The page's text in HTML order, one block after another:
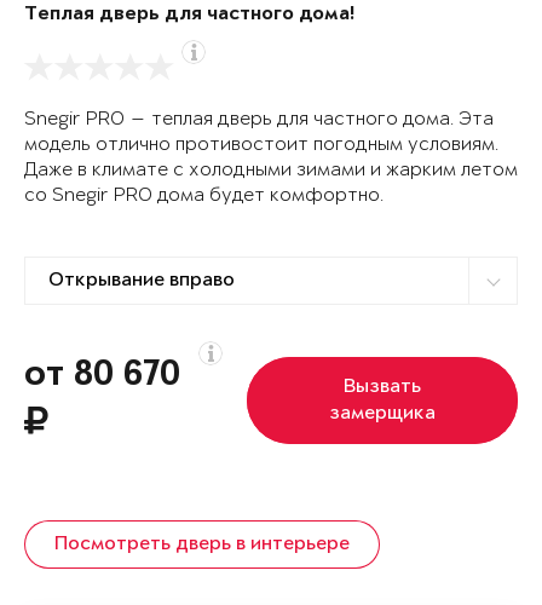
Теплая дверь для частного дома!
Snegir PRO — теплая дверь для частного дома. Эта
модель отлично противостоит погодным условиям.
Даже в климате с холодными зимами и жарким летом
со Snegir PRO дома будет комфортно.
от 80 670
Вызвать
замерщика
Посмотреть дверь в интерьере